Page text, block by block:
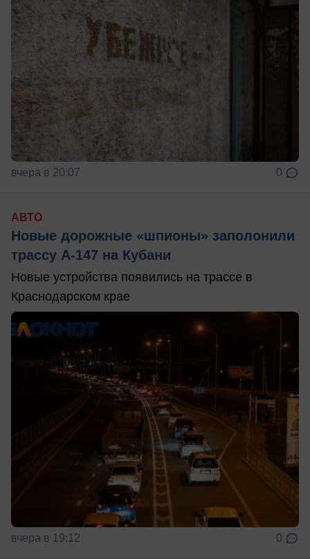
вчера в 20:07 0
АВТО
Новые дорожные «шпионы» заполонили
трассу А-147 на Кубани
Новые устройства появились на трассе в
Краснодарском крае
вчера в 19:12 0